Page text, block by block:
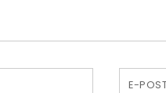
E-